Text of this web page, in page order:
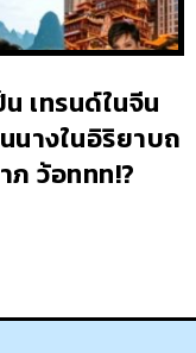
เทรนด์ในจีน
นางในอิริยาบถ
ภ ว้อททท!?